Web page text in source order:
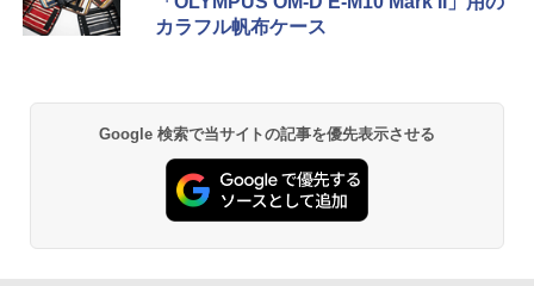
カラフル帆布ケース
Google 検索で当サイトの記事を優先表示させる